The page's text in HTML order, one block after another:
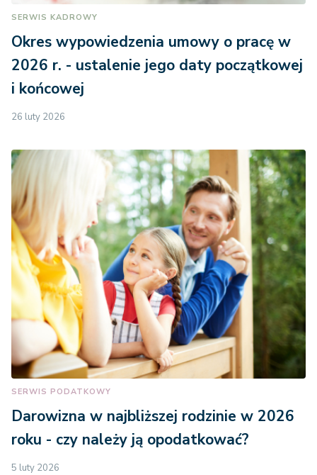
SERWIS KADROWY
Okres wypowiedzenia umowy o pracę w
2026 r. - ustalenie jego daty początkowej
i końcowej
26 luty 2026
SERWIS PODATKOWY
Darowizna w najbliższej rodzinie w 2026
roku - czy należy ją opodatkować?
5 luty 2026